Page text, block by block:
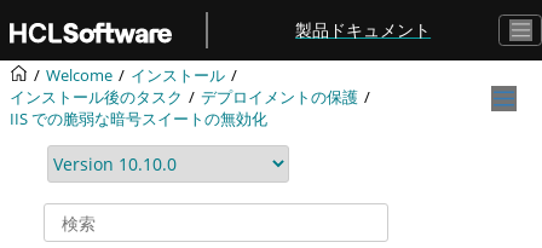
メインコンテンツにジャンプ
製品ドキュメント
Welcome
インストール
インストール後のタスク
デプロイメントの保護
IIS での脆弱な暗号スイートの無効化